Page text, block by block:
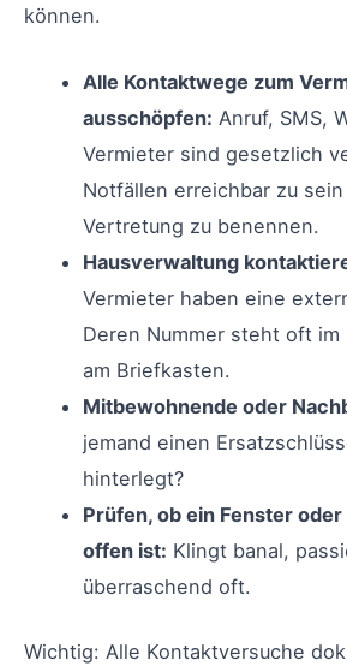
können.
Alle Kontaktwege zum
ausschöpfen: Anruf, SMS,
Vermieter sind gesetzlich
Notfällen erreichbar zu
Vertretung zu benennen.
Hausverwaltung
Vermieter haben eine
Deren Nummer steht oft
am Briefkasten.
Mitbewohnende oder
jemand einen
hinterlegt?
Prüfen, ob ein Fenster
offen ist: Klingt banal,
überraschend oft.
Wichtig: Alle Kontaktversuche